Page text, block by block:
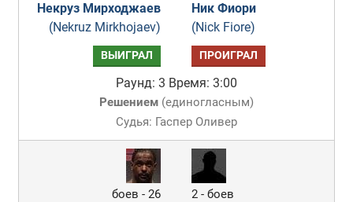
Некруз Мирходжаев
(Nekruz Mirkhojaev)
Ник Фиори
(Nick Fiore)
ВЫИГРАЛ ПРОИГРАЛ
Раунд: 3 Время: 3:00
Решением(единогласным)
Судья: Гаспер Оливер
боев - 26
2 - боев